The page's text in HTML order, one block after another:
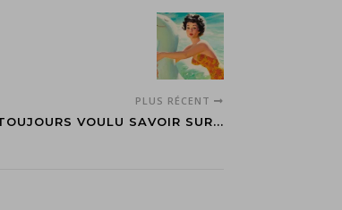
PLUS RÉCENT
VOULU SAVOIR SUR...